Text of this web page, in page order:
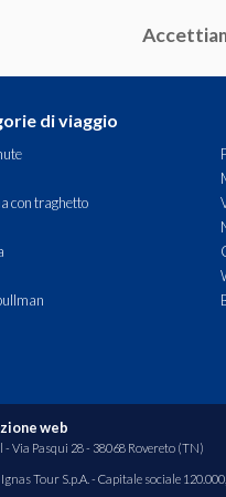
di viaggio
con traghetto
web
- Via Pasqui 28 - 38068 Rovereto (TN)
Ignas Tour S.p.A. - Capitale sociale